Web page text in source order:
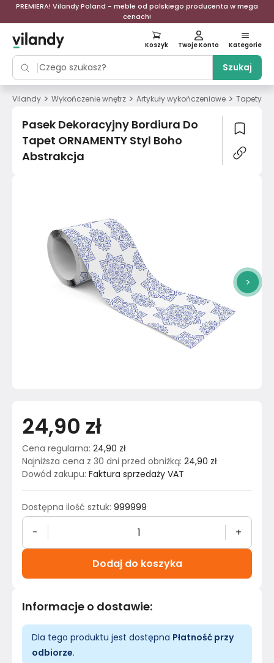
PREMIERA! Vilandy Poland - meble od polskiego producenta w mega
cenach!
Szukaj
Koszyk Twoje Konto Kategorie
Vilandy > Wykończenie wnętrz > Artykuły wykończeniowe > Tapety
Pasek Dekoracyjny Bordiura Do
Tapet ORNAMENTY Styl Boho
Abstrakcja
>
24,90 zł
Cena regularna: 24,90 zł
Najniższa cena z 30 dni przed obniżką: 24,90 zł
Dowód zakupu: Faktura sprzedaży VAT
Dostępna ilość sztuk: 999999
- +
Dodaj do koszyka
Informacje o dostawie:
Dla tego produktu jest dostępna Płatność przy
odbiorze.